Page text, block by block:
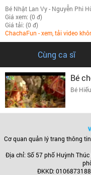
Bé Nhật Lan Vy - Nguyễn Phi
Giá xem: (0 đ)
Giá tải: (0 đ)
ChachaFun - xem, tải video
Cùng ca sĩ
Bé
Bé
Cơ quan quản lý trang thông tin
Địa chỉ: Số 57 phố Huỳnh
ĐKKD: